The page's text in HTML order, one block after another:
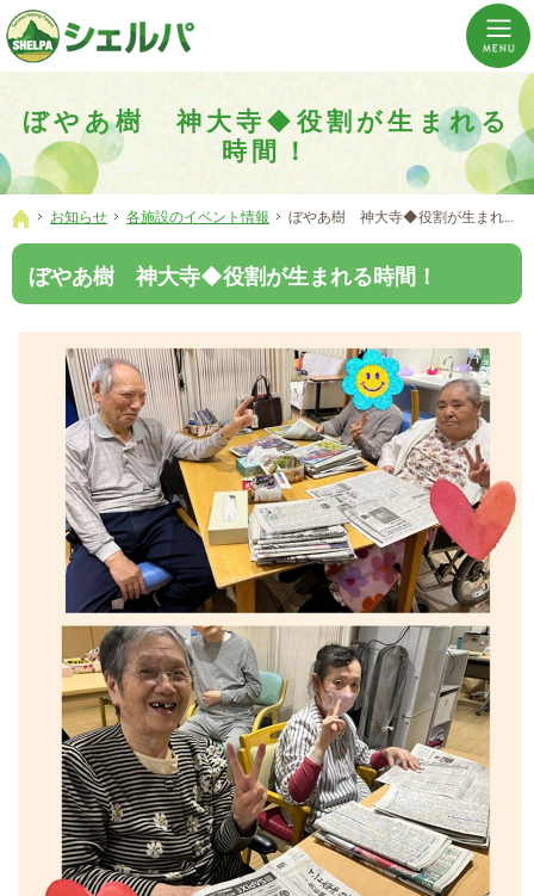
ぼやあ樹 神大寺◆役割が生まれる
時間！
介護の「通い・泊まり・訪問」から必要なものだけをご提供。介護のことならシェルパへ。
横浜市神奈川区 事業所数No,1の小規模多機能型居宅介護ぼやあ樹
ホーム
お知らせ 各施設のイベント情報 ぼやあ樹 神大寺◆役割が生まれる時間！
ぼやあ樹 神大寺◆役割が生まれる時間！